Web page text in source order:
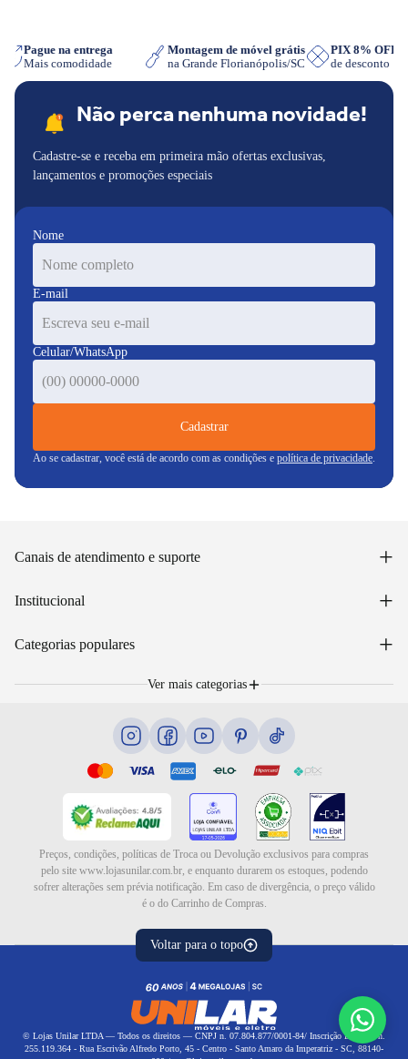
Pague na entrega
Mais comodidade
Montagem de móvel grátis
na Grande Florianópolis/SC
PIX 8% OFF
de desconto
Não perca nenhuma novidade!
Cadastre-se e receba em primeira mão ofertas exclusivas,
lançamentos e promoções especiais
Nome
E-mail
Celular/WhatsApp
Cadastrar
Ao se cadastrar, você está de acordo com as condições e política de privacidade
Canais de atendimento e suporte +
Acompanhar pedido
Email: sac@lojasunilar.com.br
Nossas lojas
Institucional +
Política de entregas
Portal de Vagas
Categorias populares +
Ver mais categorias
Preços, condições, políticas de Troca ou Devolução exclusivos para compras
pelo site www.lojasunilar.com.br, e enquanto durarem os estoques, podendo
sofrer alterações sem prévia notificação. Em caso de divergência, o preço válido
é o do Carrinho de Compras.
Voltar para o topo
© Lojas Unilar LTDA — Todos os direitos — CNPJ n. 07.804.877/0001-84/ Inscrição Estadual n.
255.119.364 - Rua Escrivão Alfredo Porto, 45 - Centro - Santo Amaro da Imperatriz - SC, 88140-